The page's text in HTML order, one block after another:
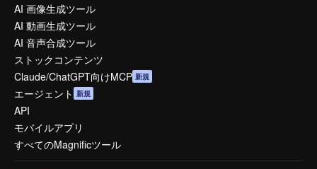
AI 画像生成ツール
AI 動画生成ツール
AI 音声合成ツール
ストックコンテンツ
Claude/ChatGPT向けMCP 新規
エージェント 新規
API
モバイルアプリ
すべてのMagnificツール